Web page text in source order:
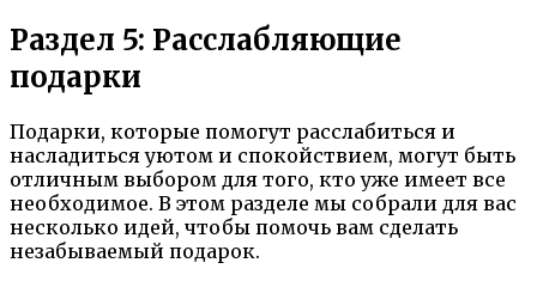
Раздел 5: Расслабляющие
подарки
Подарки, которые помогут расслабиться и
насладиться уютом и спокойствием, могут быть
отличным выбором для того, кто уже имеет все
необходимое. В этом разделе мы собрали для вас
несколько идей, чтобы помочь вам сделать
незабываемый подарок.